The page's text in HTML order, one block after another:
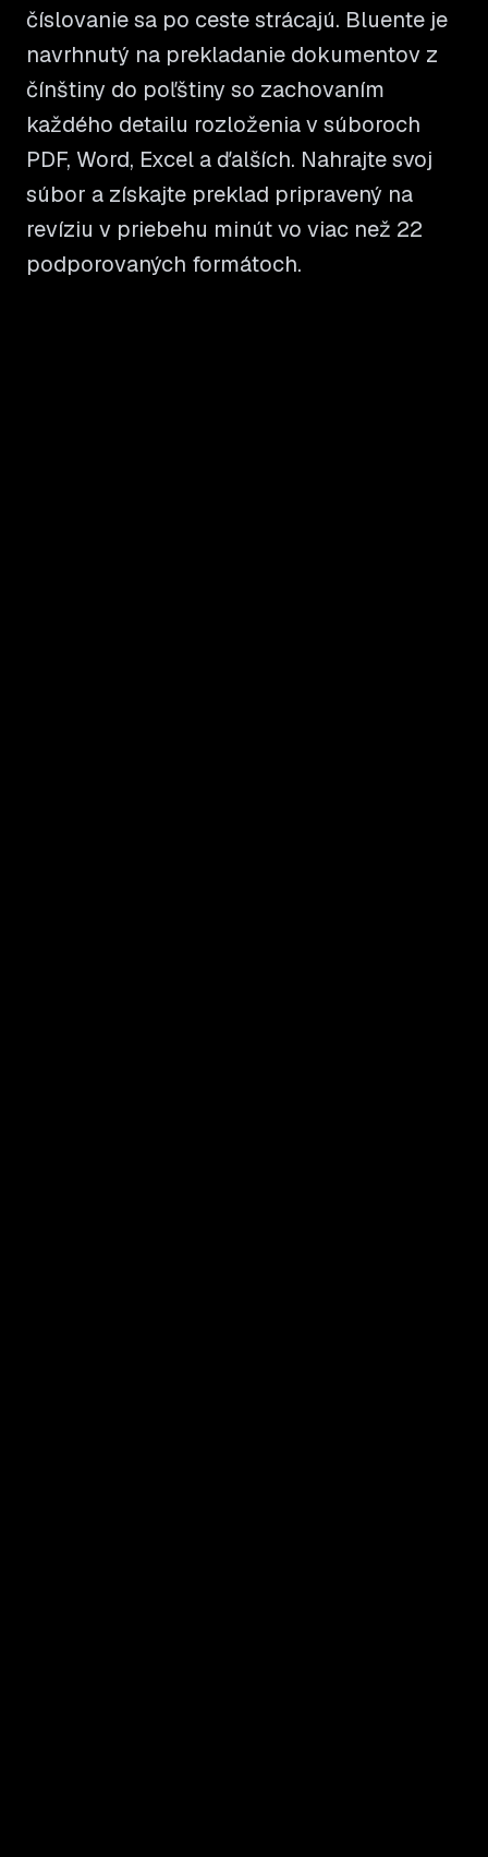
číslovanie sa po ceste strácajú. Bluente je
navrhnutý na prekladanie dokumentov z
čínštiny do poľštiny so zachovaním
každého detailu rozloženia v súboroch
PDF, Word, Excel a ďalších. Nahrajte svoj
súbor a získajte preklad pripravený na
revíziu v priebehu minút vo viac než 22
podporovaných formátoch.